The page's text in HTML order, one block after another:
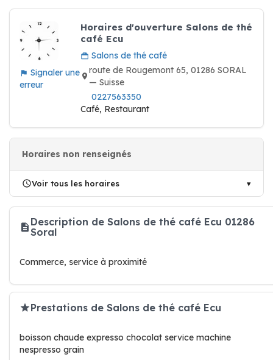
Signaler une
erreur
Horaires d'ouverture Salons de thé
café Ecu
Salons de thé café
route de Rougemont 65, 01286 SORAL
— Suisse
0227563350
Café, Restaurant
Horaires non renseignés
Voir tous les horaires
Description de Salons de thé café Ecu 01286
Soral
Commerce, service à proximité
Prestations de Salons de thé café Ecu
boisson chaude expresso chocolat service machine
nespresso grain